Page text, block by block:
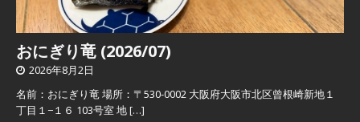
おにぎり竜 (2026/07)
2026年8月2日
名前：おにぎり竜 場所：〒530-0002 大阪府大阪市北区曾根崎新地１
丁目１−１６ 103号室 地[…]